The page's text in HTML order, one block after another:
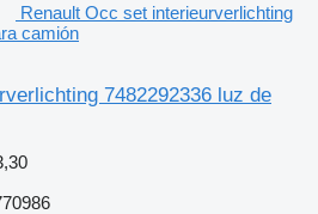
Renault Occ set interieurverlichting
camión
7482292336 luz de